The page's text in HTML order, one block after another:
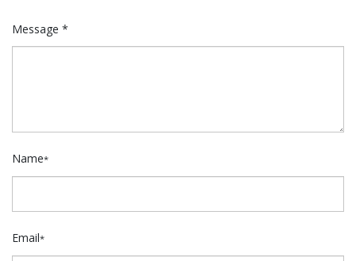
Message *
Name*
Email*